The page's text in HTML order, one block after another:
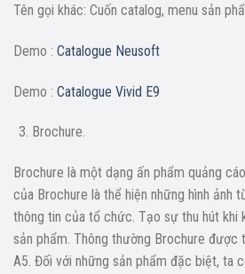
Tên gọi khác: Cuốn catalog, menu sản
Demo : Catalogue Neusoft
Demo : Catalogue Vivid E9
Brochure.
Brochure là một dạng ấn phẩm quảng
của Brochure là thể hiện những hình ảnh
thông tin của tổ chức. Tạo sự thu hút khi
sản phẩm. Thông thường Brochure được
A5. Đối với những sản phẩm đặc biệt, ta